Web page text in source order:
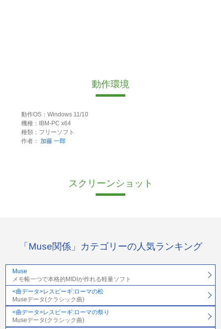
動作環境
動作OS：Windows 11/10
機種：IBM-PC x64
種類：フリーソフト
作者： 加藤 一郎
スクリーンショット
「Muse関係」カテゴリーの人気ランキング
Muse
メモ帳一つで本格的MIDIが作れる軽量ソフト
<曲データ>レスピーギ:ローマの松
Museデータ(クラシック曲)
<曲データ>レスピーギ:ローマの祭り
Museデータ(クラシック曲)